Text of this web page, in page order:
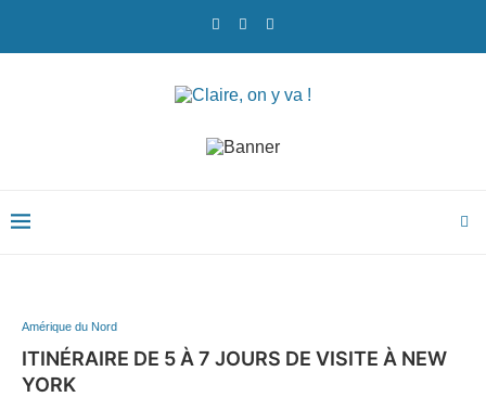
Amérique du Nord
ITINÉRAIRE DE 5 À 7 JOURS DE VISITE À NEW
YORK